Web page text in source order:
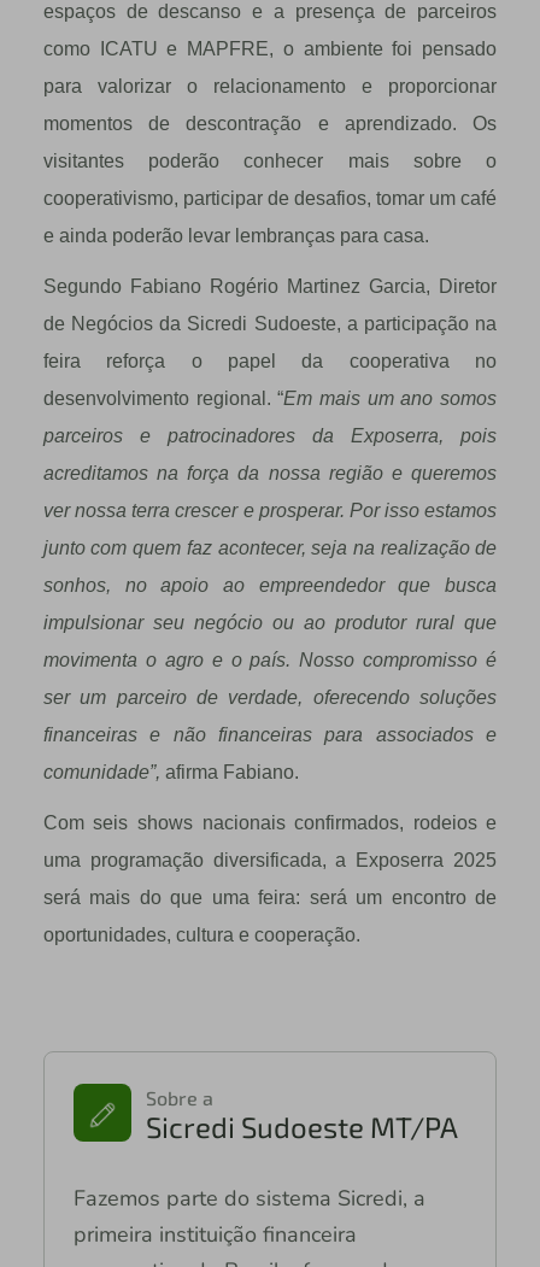
espaços de descanso e a presença de parceiros
como ICATU e MAPFRE, o ambiente foi pensado
para valorizar o relacionamento e proporcionar
momentos de descontração e aprendizado. Os
visitantes poderão conhecer mais sobre o
cooperativismo, participar de desafios, tomar um café
e ainda poderão levar lembranças para casa.
Segundo Fabiano Rogério Martinez Garcia, Diretor
de Negócios da Sicredi Sudoeste, a participação na
feira reforça o papel da cooperativa no
desenvolvimento regional. “Em mais um ano somos
parceiros e patrocinadores da Exposerra, pois
acreditamos na força da nossa região e queremos
ver nossa terra crescer e prosperar. Por isso estamos
junto com quem faz acontecer, seja na realização de
sonhos, no apoio ao empreendedor que busca
impulsionar seu negócio ou ao produtor rural que
movimenta o agro e o país. Nosso compromisso é
ser um parceiro de verdade, oferecendo soluções
financeiras e não financeiras para associados e
comunidade”, afirma Fabiano.
Com seis shows nacionais confirmados, rodeios e
uma programação diversificada, a Exposerra 2025
será mais do que uma feira: será um encontro de
oportunidades, cultura e cooperação.
Sobre a
Sicredi Sudoeste MT/PA
Fazemos parte do sistema Sicredi, a
primeira instituição financeira